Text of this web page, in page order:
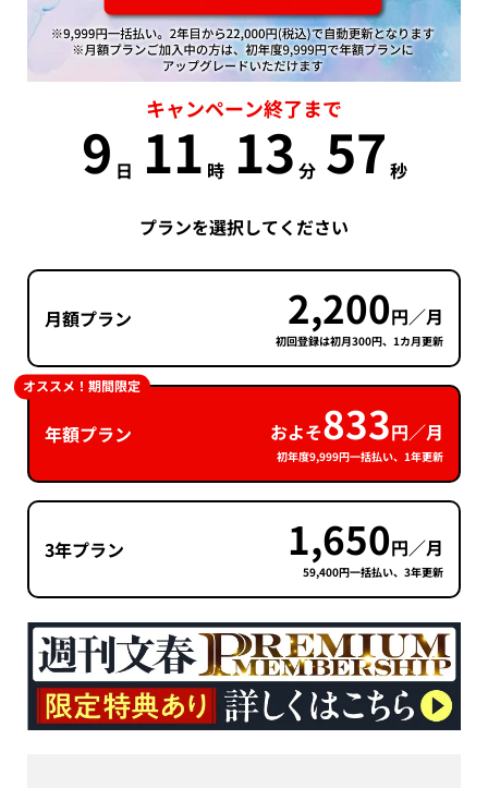
キャンペーン終了まで
9 日 11 時 13 分 56 秒
プランを選択してください
月額プラン 2,200円／月
初回登録は初月300円、1カ月更新
年額プラン およそ833円／月
初年度9,999円一括払い、1年更新
オススメ！期間限定
3年プラン 1,650円／月
59,400円一括払い、3年更新